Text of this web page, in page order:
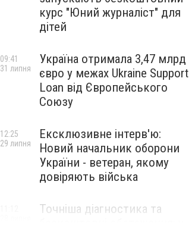
курс "Юний журналіст" для
дітей
Україна отримала 3,47 млрд
євро у межах Ukraine Support
Loan від Європейського
Союзу
09:41
31 липня
Ексклюзивне інтерв'ю:
Новий начальник оборони
України - ветеран, якому
довіряють війська
12:25
29 липня
Точніша діагностика та